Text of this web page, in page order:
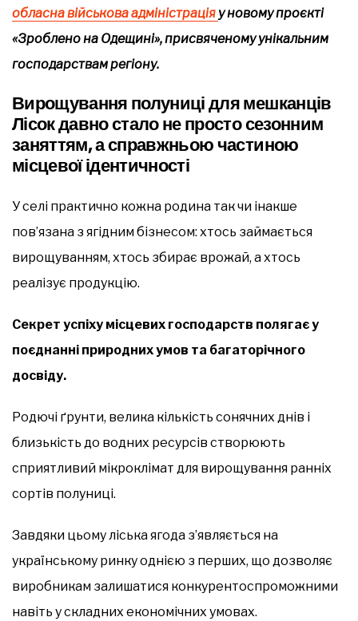
обласна військова адміністрація у новому проєкті
«Зроблено на Одещині», присвяченому унікальним
господарствам регіону.
Вирощування полуниці для мешканців
Лісок давно стало не просто сезонним
заняттям, а справжньою частиною
місцевої ідентичності
У селі практично кожна родина так чи інакше
пов’язана з ягідним бізнесом: хтось займається
вирощуванням, хтось збирає врожай, а хтось
реалізує продукцію.
Секрет успіху місцевих господарств полягає у
поєднанні природних умов та багаторічного
досвіду.
Родючі ґрунти, велика кількість сонячних днів і
близькість до водних ресурсів створюють
сприятливий мікроклімат для вирощування ранніх
сортів полуниці.
Завдяки цьому ліська ягода з’являється на
українському ринку однією з перших, що дозволяє
виробникам залишатися конкурентоспроможними
навіть у складних економічних умовах.